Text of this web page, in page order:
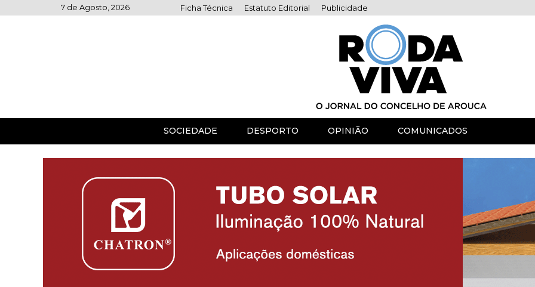
to
7 de Agosto, 2026 Ficha Técnica Estatuto Editorial Publicidade
SOCIEDADE DESPORTO OPINIÃO COMUNICADOS